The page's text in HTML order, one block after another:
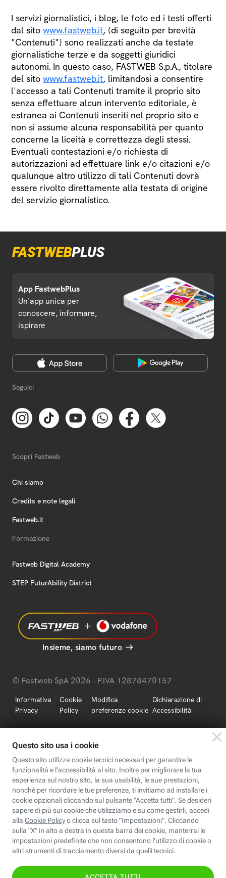
I servizi giornalistici, i blog, le foto ed i testi offerti
dal sito www.fastweb.it, (di seguito per brevità
"Contenuti") sono realizzati anche da testate
giornalistiche terze e da soggetti giuridici
autonomi. In questo caso, FASTWEB S.p.A., titolare
del sito www.fastweb.it, limitandosi a consentire
l'accesso a tali Contenuti tramite il proprio sito
senza effettuare alcun intervento editoriale, è
estranea ai Contenuti inseriti nel proprio sito e
non si assume alcuna responsabilità per quanto
concerne la liceità e correttezza degli stessi.
Eventuali contestazioni e/o richiesta di
autorizzazioni ad effettuare link e/o citazioni e/o
qualunque altro utilizzo di tali Contenuti dovrà
essere rivolto direttamente alla testata di origine
del servizio giornalistico.
App FastwebPlus
Un'app unica per
conoscere, informare,
ispirare
Seguici
Scopri Fastweb
Chi siamo
Credits e note legali
Fastweb.it
Formazione
Fastweb Digital Academy
STEP FuturAbility District
Insieme, siamo futuro
© Fastweb SpA 2026 - P.IVA 12878470157
Informativa
Privacy
Cookie
Policy
Modifica
preferenze cookie
Dichiarazione di
Accessibilità